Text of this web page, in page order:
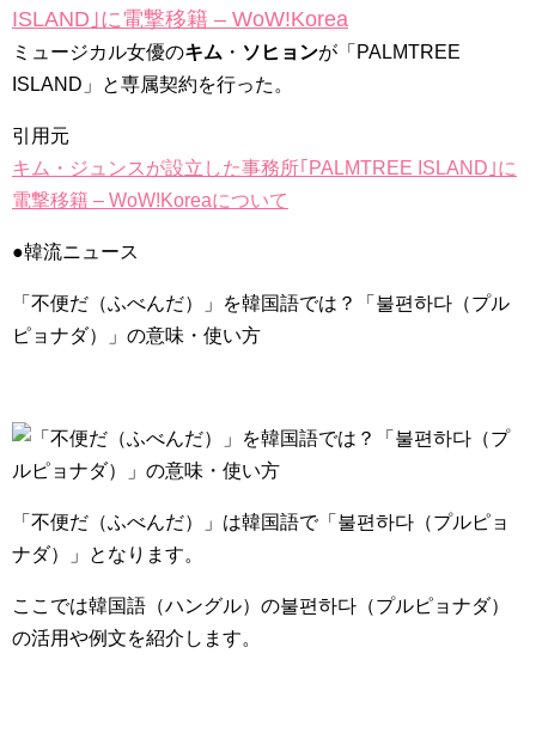
ISLAND｣に電撃移籍 – WoW!Korea
ミュージカル女優のキム ・ ソヒョンが「PALMTREE
ISLAND」と専属契約を行った。
引用元
キム・ジュンスが設立した事務所｢PALMTREE ISLAND｣に
電撃移籍 – WoW!Koreaについて
●韓流ニュース
「不便だ（ふべんだ）」を韓国語では？「불편하다（プル
ピョナダ）」の意味・使い方
「不便だ（ふべんだ）」は韓国語で「불편하다（プルピョ
ナダ）」
となります。
ここでは韓国語（ハングル）の불편하다（プルピョナダ）
の活用や例文を紹介します。